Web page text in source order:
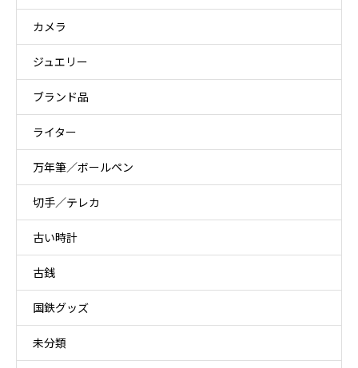
カメラ
ジュエリー
ブランド品
ライター
万年筆／ボールペン
切手／テレカ
古い時計
古銭
国鉄グッズ
未分類